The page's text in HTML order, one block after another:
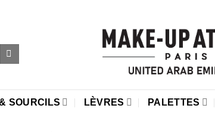
SOURCILS LÈVRES PALETTES